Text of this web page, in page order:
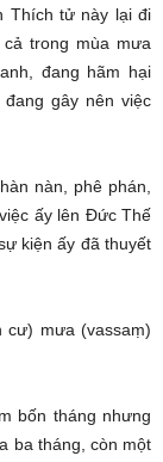
Thích tử này lại đi
trong mùa mưa
đang hãm hại
gây nên việc
nàn, phê phán,
ấy lên Đức Thế
kiện ấy đã thuyết
cư) mưa (vassaṃ)
bốn tháng nhưng
ba tháng, còn một